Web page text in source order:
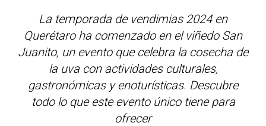
La temporada de vendimias 2024 en
Querétaro ha comenzado en el viñedo San
Juanito, un evento que celebra la cosecha de
la uva con actividades culturales,
gastronómicas y enoturísticas. Descubre
todo lo que este evento único tiene para
ofrecer